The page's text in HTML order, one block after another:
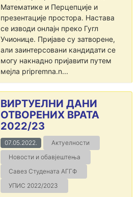
Математике и Перцепције и
презентације простора. Настава
се изводи онлајн преко Гугл
Учионице. Пријаве су затворене,
али заинтерсовани кандидати се
могу накнадно пријавити путем
мејла pripremna.n...
ВИРТУЕЛНИ ДАНИ
ОТВОРЕНИХ ВРАТА
2022/23
07.05.2022.
Актуелности
Новости и обавјештења
Савез Студената АГГФ
УПИС 2022/2023